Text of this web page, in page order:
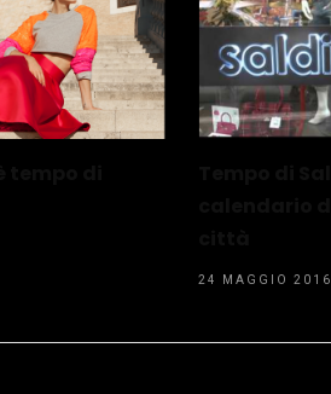
24 MAGGIO 2016